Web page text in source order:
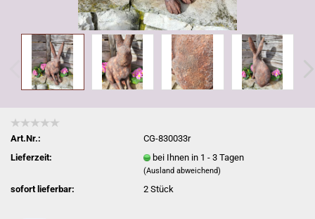
Art.Nr.:
CG-830033r
Lieferzeit:
bei Ihnen in 1 - 3 Tagen
(Ausland abweichend)
sofort lieferbar: 2Stück